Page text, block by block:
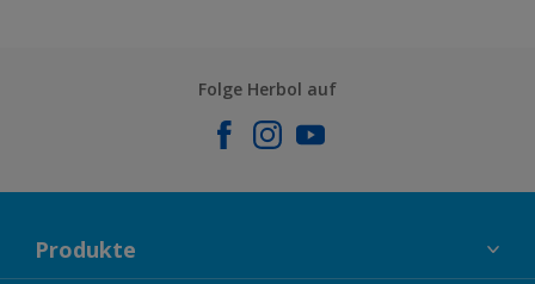
Folge Herbol auf
Produkte